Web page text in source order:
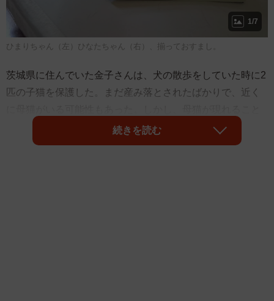
1/7
ひまりちゃん（左）ひなたちゃん（右）、揃っておすまし。
茨城県に住んでいた金子さんは、犬の散歩をしていた時に2
匹の子猫を保護した。まだ産み落とされたばかりで、近く
はなく、夜には同じ場所で3匹目を保護。しかし、3匹目は
生まれつき弱かったようで、数週間後に亡くなった。
続きを読む